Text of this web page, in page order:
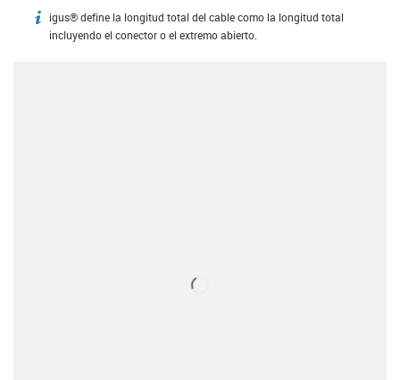
igus-icon-info
igus® define la longitud total del cable como la longitud total
incluyendo el conector o el extremo abierto.